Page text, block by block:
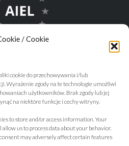
/ Cookie
cookie do przechowywania i/lub
Wyrażenie zgody na te technologie umożliwi
użytkowników. Brak zgody lub jej
na niektóre funkcje i cechy witryny.
to store and/or access information. Your
us to process data about your behavior.
may adversely affect certain features